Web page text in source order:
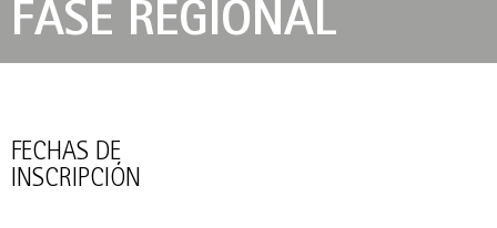
FASE REGIONAL
FECHAS DE
INSCRIPCIÓN